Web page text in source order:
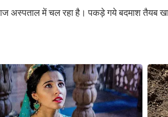
अस्पताल में चल रहा है। पकड़े गये बदमाश तैयब